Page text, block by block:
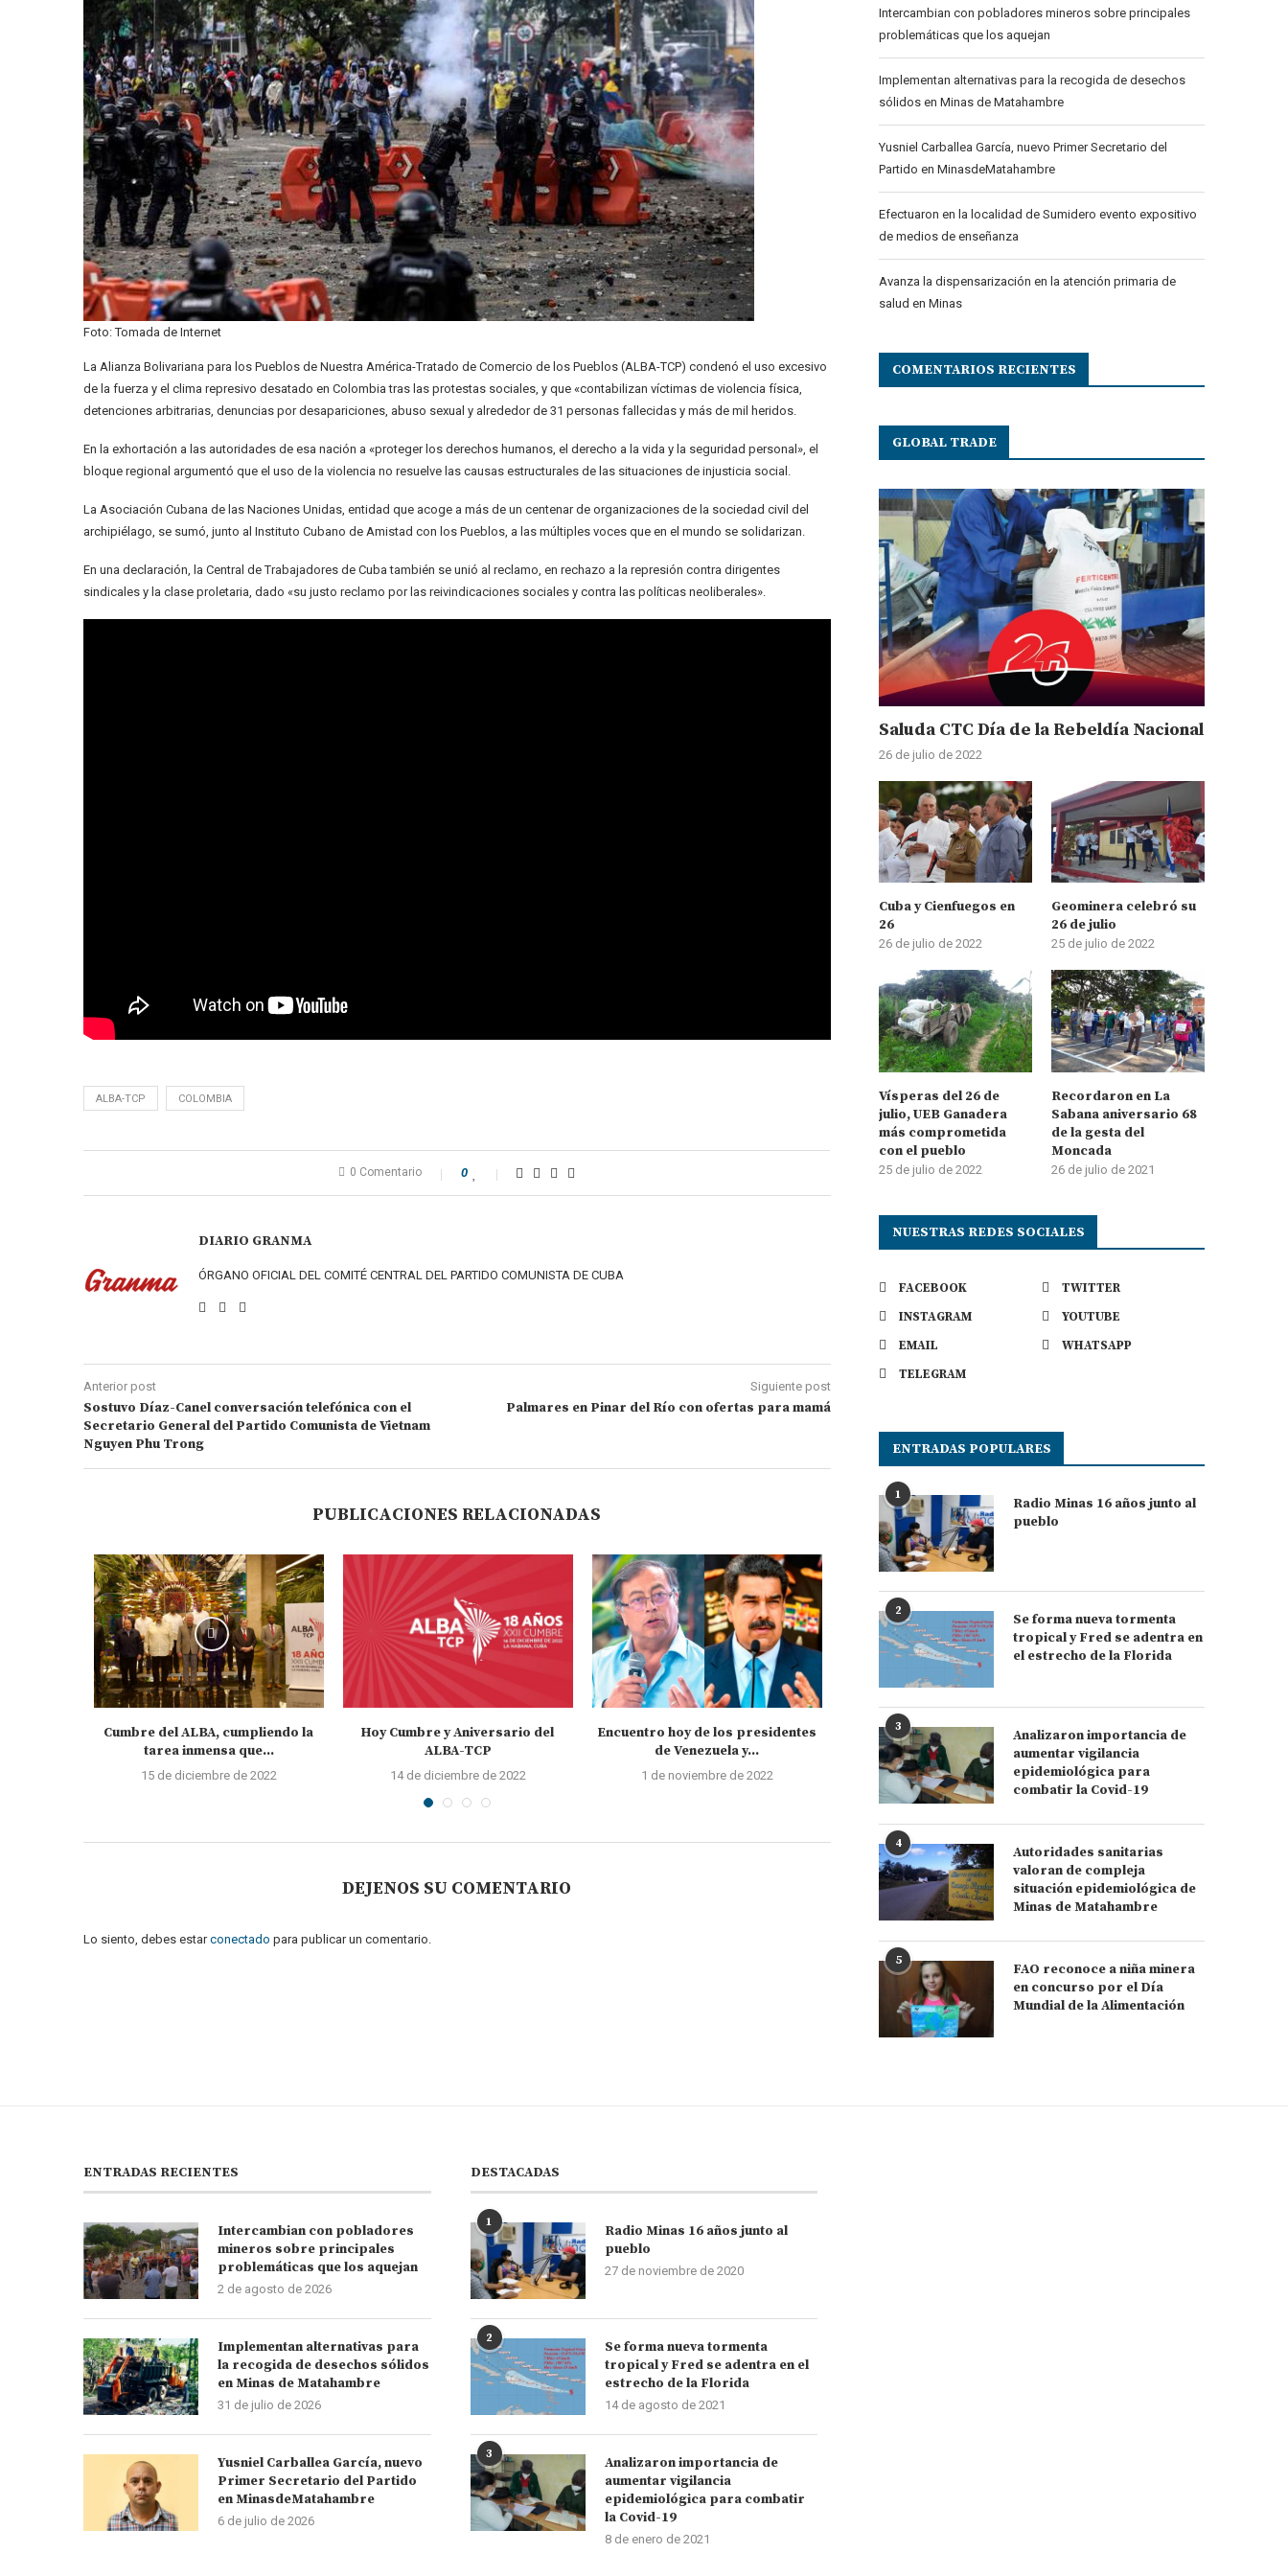
Foto: Tomada de Internet
La Alianza Bolivariana para los Pueblos de Nuestra América-Tratado de Comercio de los Pueblos (ALBA-TCP) condenó el uso excesivo
de la fuerza y el clima represivo desatado en Colombia tras las protestas sociales, y que «contabilizan víctimas de violencia física,
detenciones arbitrarias, denuncias por desapariciones, abuso sexual y alrededor de 31 personas fallecidas y más de mil heridos.
En la exhortación a las autoridades de esa nación a «proteger los derechos humanos, el derecho a la vida y la seguridad personal», el
bloque regional argumentó que el uso de la violencia no resuelve las causas estructurales de las situaciones de injusticia social.
La Asociación Cubana de las Naciones Unidas, entidad que acoge a más de un centenar de organizaciones de la sociedad civil del
archipiélago, se sumó, junto al Instituto Cubano de Amistad con los Pueblos, a las múltiples voces que en el mundo se solidarizan.
En una declaración, la Central de Trabajadores de Cuba también se unió al reclamo, en rechazo a la represión contra dirigentes
sindicales y la clase proletaria, dado «su justo reclamo por las reivindicaciones sociales y contra las políticas neoliberales».
ALBA-TCP COLOMBIA
0 Comentario 0
DIARIO GRANMA
ÓRGANO OFICIAL DEL COMITÉ CENTRAL DEL PARTIDO COMUNISTA DE CUBA
Anterior post
Sostuvo Díaz-Canel conversación telefónica con el
Secretario General del Partido Comunista de Vietnam
Nguyen Phu Trong
Siguiente post
Palmares en Pinar del Río con ofertas para mamá
PUBLICACIONES RELACIONADAS
Cumbre del ALBA, cumpliendo la
tarea inmensa que...
15 de diciembre de 2022
Hoy Cumbre y Aniversario del
ALBA-TCP
14 de diciembre de 2022
Encuentro hoy de los presidentes
de Venezuela y...
1 de noviembre de 2022
Gustavo Petro: convoco a todos
los gobiernos de...
20 de octubre de 2022
Se restablecen
diplomáticas entre
29 de agosto de 2022
DEJENOS SU COMENTARIO
Lo siento, debes estarconectado para publicar un comentario.
Intercambian con pobladores mineros sobre principales
problemáticas que los aquejan
Implementan alternativas para la recogida de desechos
sólidos en Minas de Matahambre
Yusniel Carballea García, nuevo Primer Secretario del
Partido en MinasdeMatahambre
Efectuaron en la localidad de Sumidero evento expositivo
de medios de enseñanza
Avanza la dispensarización en la atención primaria de
salud en Minas
COMENTARIOS RECIENTES
GLOBAL TRADE
Saluda CTC Día de la Rebeldía Nacional
26 de julio de 2022
Cuba y Cienfuegos en
26
26 de julio de 2022
Geominera celebró su
26 de julio
25 de julio de 2022
Vísperas del 26 de
julio, UEB Ganadera
más comprometida
con el pueblo
25 de julio de 2022
Recordaron en La
Sabana aniversario 68
de la gesta del
Moncada
26 de julio de 2021
NUESTRAS REDES SOCIALES
FACEBOOK
TWITTER
INSTAGRAM
YOUTUBE
EMAIL
WHATSAPP
TELEGRAM
ENTRADAS POPULARES
1
Radio Minas 16 años junto al
pueblo
2
Se forma nueva tormenta
tropical y Fred se adentra en
el estrecho de la Florida
3
Analizaron importancia de
aumentar vigilancia
epidemiológica para
combatir la Covid-19
4
Autoridades sanitarias
valoran de compleja
situación epidemiológica de
Minas de Matahambre
5
FAO reconoce a niña minera
en concurso por el Día
Mundial de la Alimentación
ENTRADAS RECIENTES
Intercambian con pobladores
mineros sobre principales
problemáticas que los aquejan
2 de agosto de 2026
Implementan alternativas para
la recogida de desechos sólidos
en Minas de Matahambre
31 de julio de 2026
Yusniel Carballea García, nuevo
Primer Secretario del Partido
en MinasdeMatahambre
6 de julio de 2026
DESTACADAS
1
Radio Minas 16 años junto al
pueblo
27 de noviembre de 2020
2
Se forma nueva tormenta
tropical y Fred se adentra en el
estrecho de la Florida
14 de agosto de 2021
3
Analizaron importancia de
aumentar vigilancia
epidemiológica para combatir
la Covid-19
8 de enero de 2021